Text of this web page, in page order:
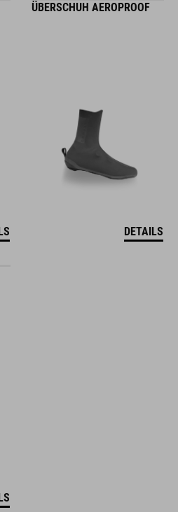
ÜBERSCHUH AEROPROOF
DETAILS